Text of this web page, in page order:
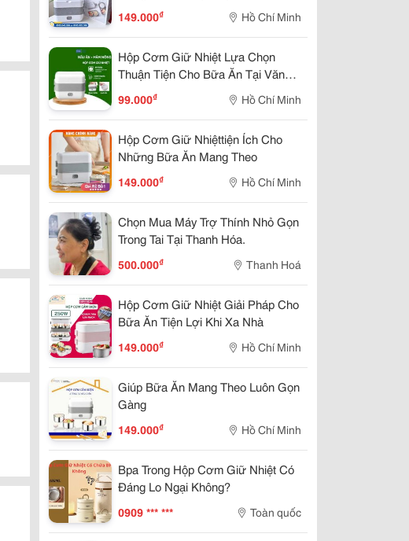
149.000₫ Hồ Chí Minh
Hộp Cơm Giữ Nhiệt Lựa Chọn
Thuận Tiện Cho Bữa Ăn Tại Văn
99.000₫ Hồ Chí Minh
Hộp Cơm Giữ Nhiệttiện Ích Cho
Những Bữa Ăn Mang Theo
149.000₫ Hồ Chí Minh
Chọn Mua Máy Trợ Thính Nhỏ Gọn
Trong Tai Tại Thanh Hóa.
500.000₫ Thanh Hoá
Hộp Cơm Giữ Nhiệt Giải Pháp Cho
Bữa Ăn Tiện Lợi Khi Xa Nhà
149.000₫ Hồ Chí Minh
Giúp Bữa Ăn Mang Theo Luôn Gọn
Gàng
149.000₫ Hồ Chí Minh
Bpa Trong Hộp Cơm Giữ Nhiệt Có
Đáng Lo Ngại Không?
0909 *** *** Toàn quốc